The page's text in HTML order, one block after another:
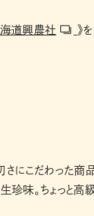
道興農社
》
にこだわった商
珍味。ちょっと